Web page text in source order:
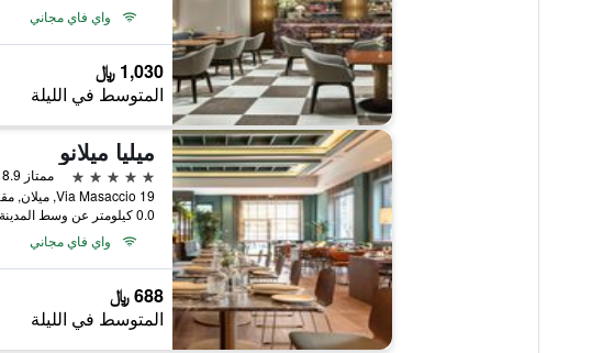
واي فاي مجاني
1,030 ﷼
المتوسط في الليلة
ميليا ميلانو
5 نجوم
ممتاز 8.9
Via Masaccio 19, ميلان, مقاطعة ميلانو, إيطاليا
0.0 كيلومتر عن وسط المدينة
واي فاي مجاني
688 ﷼
المتوسط في الليلة